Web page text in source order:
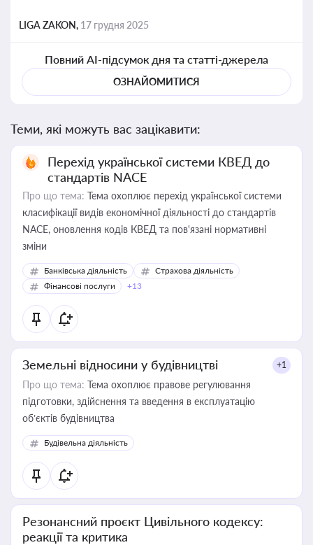
LIGA ZAKON, 17 грудня 2025
Повний AI-підсумок дня та статті-джерела
ОЗНАЙОМИТИСЯ
Теми, які можуть вас зацікавити:
Перехід української системи КВЕД до
стандартів NACE
Про що тема: Тема охоплює перехід української системи
класифікації видів економічної діяльності до стандартів
NACE, оновлення кодів КВЕД та пов'язані нормативні
зміни
Банківська діяльність
Страхова діяльність
Фінансові послуги
+13
Земельні відносини у будівництві +1
Про що тема: Тема охоплює правове регулювання
підготовки, здійснення та введення в експлуатацію
об’єктів будівництва
Будівельна діяльність
Резонансний проєкт Цивільного кодексу:
реакції та критика